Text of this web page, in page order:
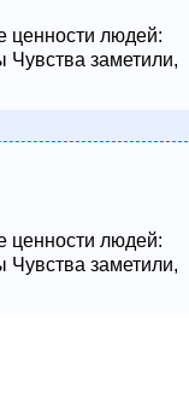
ценности людей:
заметили,
ценности людей:
заметили,